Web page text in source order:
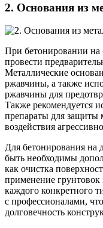
2. Основания из
При бетонировании на
провести
Металлические
ржавчины, а также
ржавчины для
Также рекомендуется
препараты для защиты
воздействия
Для бетонирования на
быть необходимы
как очистка
применение
каждого конкретного
с профессионалами,
долговечность